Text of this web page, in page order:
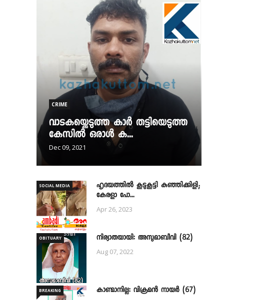
CRIME
വാടകയ്ക്കെടുത്ത കാർ തട്ടിയെടുത്ത
കേസിൽ ഒരാൾ ക...
Dec 09, 2021
SOCIAL MEDIA
ഹൃദയത്തില്‍ കൂടുകൂട്ടി കുഞ്ഞിക്കിളി;
കേരളാ പോ...
Apr 26, 2023
OBITUARY നിര്യാതയായി: അസുമാബീവി (82)
Aug 07, 2022
BREAKING കാണ്മാനില്ല: വിക്രമൻ നായർ (67)